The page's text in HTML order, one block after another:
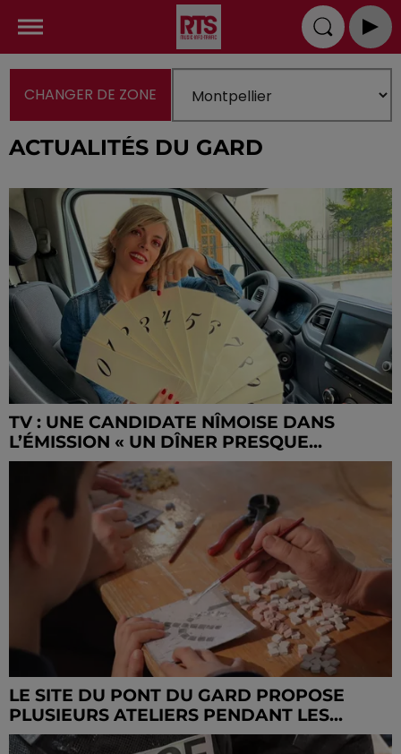
CHANGER DE ZONE
ACTUALITÉS DU GARD
TV : UNE CANDIDATE NÎMOISE DANS
L’ÉMISSION « UN DÎNER PRESQUE...
LE SITE DU PONT DU GARD PROPOSE
PLUSIEURS ATELIERS PENDANT LES...